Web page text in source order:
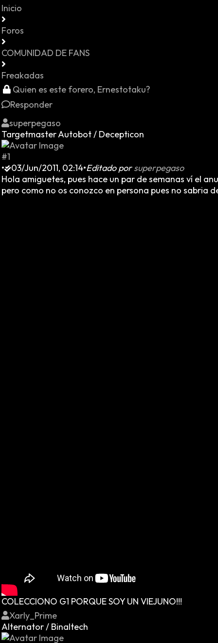
Inicio
Foros
COMUNIDAD DE FANS
Freakadas
Quien es este forero, Ernestotaku?
Responder
superpegaso
Targetmaster Autobot / Decepticon
#1
•
03/Jun/2011, 02:14•Editado porsuperpegaso
Hola amiguetes, pues hace un par de semanas ví el
pero como no os conozco en persona pues no sabria
COLECCIONO G1 PORQUE SOY UN VIEJUNO!!!
Xarly_Prime
Alternator / Binaltech